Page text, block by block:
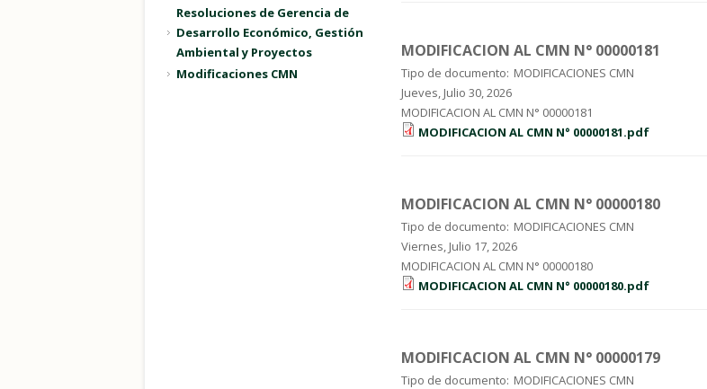
MODIFICACION AL CMN N° 00000181
Tipo de documento: MODIFICACIONES CMN
Jueves, Julio 30, 2026
MODIFICACION AL CMN N° 00000181
MODIFICACION AL CMN N° 00000181.pdf
MODIFICACION AL CMN N° 00000180
Tipo de documento: MODIFICACIONES CMN
Viernes, Julio 17, 2026
MODIFICACION AL CMN N° 00000180
MODIFICACION AL CMN N° 00000180.pdf
MODIFICACION AL CMN N° 00000179
Tipo de documento: MODIFICACIONES CMN
Resoluciones de Gerencia de
Desarrollo Económico, Gestión
Ambiental y Proyectos
Modificaciones CMN